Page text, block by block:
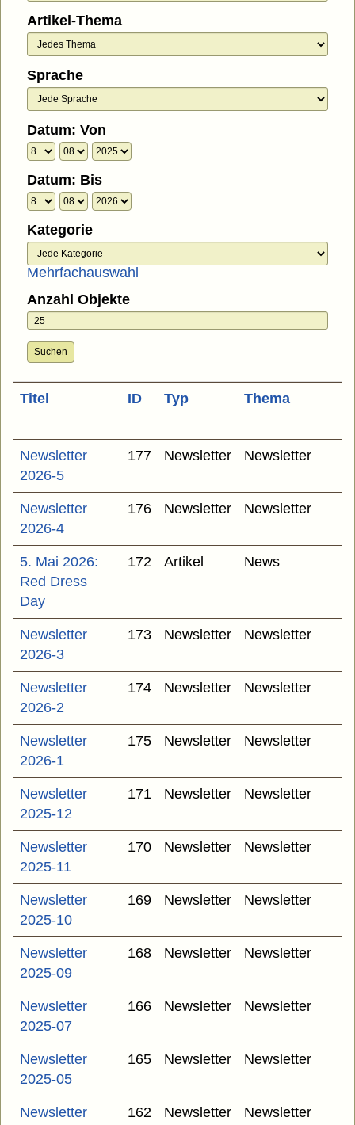
Artikel-Thema
Sprache
Datum: Von
Datum: Bis
Kategorie
Mehrfachauswahl
Anzahl Objekte
Suchen
Titel ID Typ Thema
Newsletter
2026-5
177 Newsletter Newsletter
Newsletter
2026-4
176 Newsletter Newsletter
5. Mai 2026:
Red Dress
Day
172 Artikel News
Newsletter
2026-3
173 Newsletter Newsletter
Newsletter
2026-2
174 Newsletter Newsletter
Newsletter
2026-1
175 Newsletter Newsletter
Newsletter
2025-12
171 Newsletter Newsletter
Newsletter
2025-11
170 Newsletter Newsletter
Newsletter
2025-10
169 Newsletter Newsletter
Newsletter
2025-09
168 Newsletter Newsletter
Newsletter
2025-07
166 Newsletter Newsletter
Newsletter
2025-05
165 Newsletter Newsletter
Newsletter
162 Newsletter Newsletter